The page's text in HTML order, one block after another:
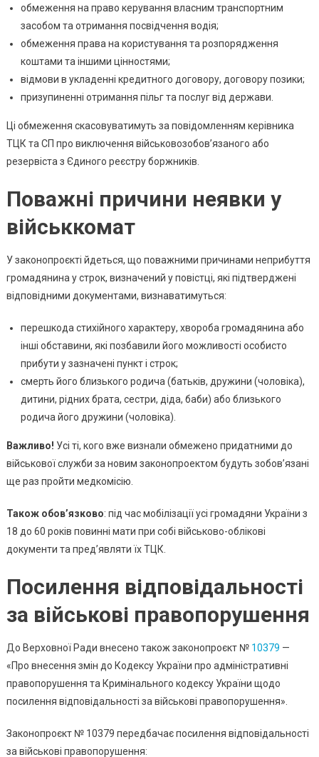
обмеження на право керування власним транспортним
засобом та отримання посвідчення водія;
обмеження права на користування та розпорядження
коштами та іншими цінностями;
відмови в укладенні кредитного договору, договору позики;
призупиненні отримання пільг та послуг від держави.
Ці обмеження скасовуватимуть за повідомленням керівника
ТЦК та СП про виключення військовозобовʼязаного або
резервіста з Єдиного реєстру боржників.
Поважні причини неявки у
військкомат
У законопроєкті йдеться, що поважними причинами неприбуття
громадянина у строк, визначений у повістці, які підтверджені
відповідними документами, визнаватимуться:
перешкода стихійного характеру, хвороба громадянина або
інші обставини, які позбавили його можливості особисто
прибути у зазначені пункт і строк;
смерть його близького родича (батьків, дружини (чоловіка),
дитини, рідних брата, сестри, діда, баби) або близького
родича його дружини (чоловіка).
Важливо! Усі ті, кого вже визнали обмежено придатними до
військової служби за новим законопроектом будуть зобов’язані
ще раз пройти медкомісію.
Також обов’язково: під час мобілізації усі громадяни України з
18 до 60 років повинні мати при собі військово-облікові
документи та пред’являти їх ТЦК.
Посилення відповідальності
за військові правопорушення
До Верховної Ради внесено також законопроєкт № 10379 —
«Про внесення змін до Кодексу України про адміністративні
правопорушення та Кримінального кодексу України щодо
посилення відповідальності за військові правопорушення».
Законопроєкт № 10379 передбачає посилення відповідальності
за військові правопорушення: